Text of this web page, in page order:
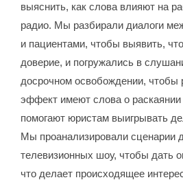
выяснить, как слова влияют на
радио. Мы разбирали диалоги
и пациентами, чтобы выявить,
доверие, и погружались в
досрочном освобождении, чтобы
эффект имеют слова о раскаянии
помогают юристам выигрывать
Мы проанализировали сценарии
телевизионных шоу, чтобы дать
что делает происходящее